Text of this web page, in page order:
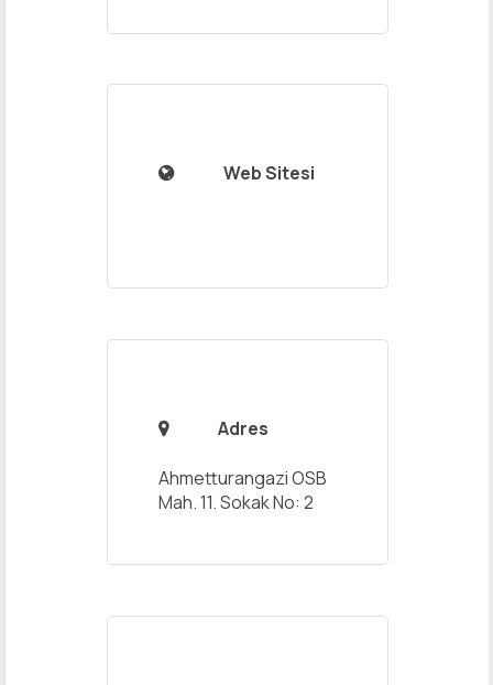
 Web Sitesi
 Adres
Ahmetturangazi OSB
Mah. 11. Sokak No: 2